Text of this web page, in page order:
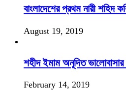
বাংলাদেশের প্রথম নারী শহিদ
August 19, 2019
শহীদ ইমাম অনূদিত ভালোবাসার
February 14, 2019